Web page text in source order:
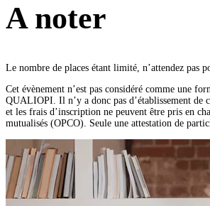
A noter
Le nombre de places étant limité, n’attendez pas
Cet évènement n’est pas considéré comme une
QUALIOPI. Il n’y a donc pas d’établissement de
et les frais d’inscription ne peuvent être pris en
mutualisés (OPCO). Seule une attestation de